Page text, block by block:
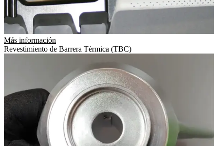
Más información
Revestimiento de Barrera Térmica (TBC)